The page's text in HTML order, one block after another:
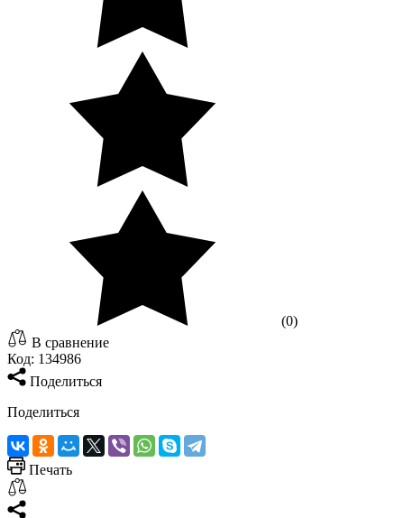
(0)
В сравнение
Код: 134986
Поделиться
Поделиться
Печать